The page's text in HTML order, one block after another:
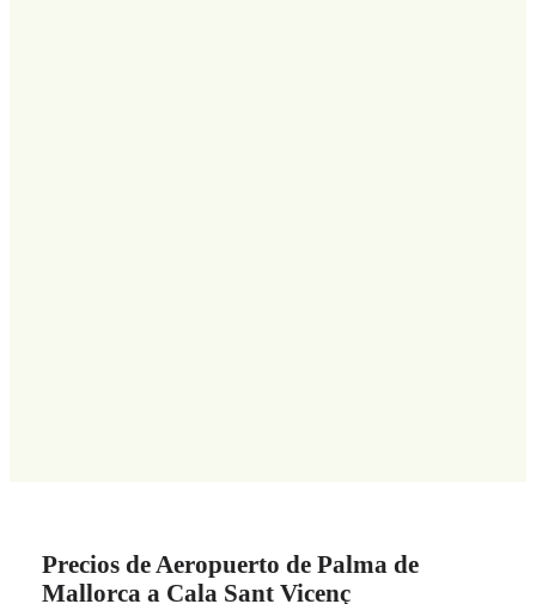
Precios de Aeropuerto de Palma de
Mallorca a Cala Sant Vicenç